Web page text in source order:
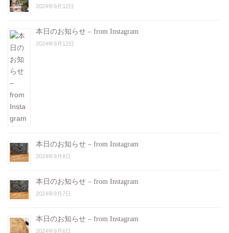
2024年9月12日
本日のお知らせ – from Instagram
2024年9月12日
本日のお知らせ – from Instagram
2024年9月8日
本日のお知らせ – from Instagram
2024年9月7日
本日のお知らせ – from Instagram
2024年9月6日